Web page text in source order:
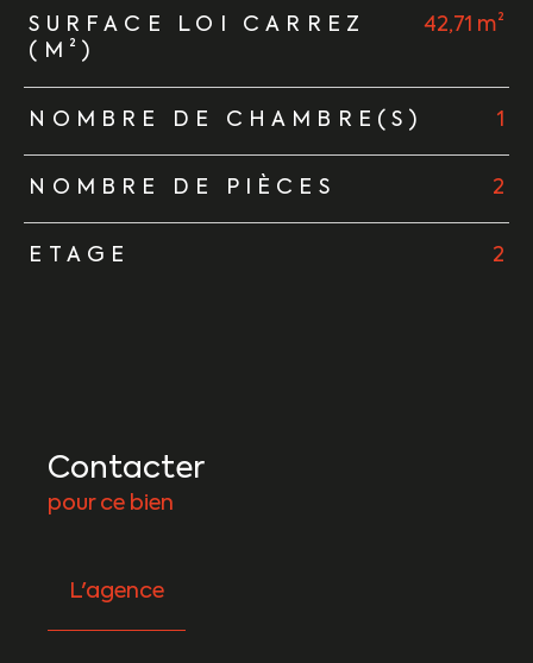
SURFACE LOI CARREZ
(M²)
42,71 m²
NOMBRE DE CHAMBRE(S) 1
NOMBRE DE PIÈCES 2
ETAGE 2
Contacter
pour ce bien
L'agence